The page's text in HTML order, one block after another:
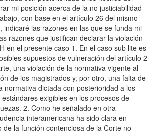
mi posición acerca de la no justiciabilidad
con base en el artículo 26 del mismo
indicaré las razones en las que se funda mi
razones que justifican declarar la violación
en el presente caso 1. En el caso sub lite es
supuestos de vulneración del artículo 2
una violación de la normativa vigente al
de los magistrados y, por otro, una falta de
normativa dictada con posterioridad a los
exigibles en los procesos de
2. Como he señalado en otra
interamericana ha sido clara en
la función contenciosa de la Corte no